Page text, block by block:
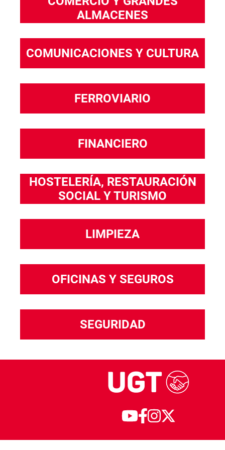
ALMACENES
COMUNICACIONES Y CULTURA
FERROVIARIO
FINANCIERO
HOSTELERÍA, RESTAURACIÓN
SOCIAL Y TURISMO
LIMPIEZA
OFICINAS Y SEGUROS
SEGURIDAD